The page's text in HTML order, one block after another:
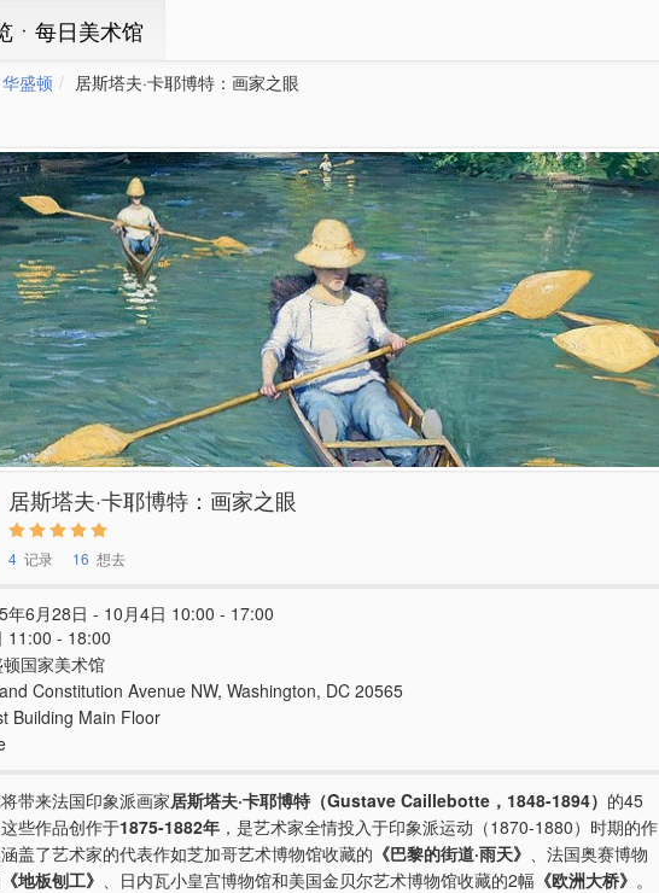
ㆍ每日美术馆
华盛顿 居斯塔夫·卡耶博特：画家之眼
居斯塔夫·卡耶博特：画家之眼
4 记录 16 想去
年6月28日 - 10月4日 10:00 - 17:00
11:00 - 18:00
国家美术馆
Constitution Avenue NW, Washington, DC 20565
Building Main Floor
带来法国印象派画家居斯塔夫·卡耶博特（Gustave Caillebotte，1848-1894） 的45
些作品创作于1875-1882年 ，是艺术家全情投入于印象派运动（1870-1880）时期的作
盖了艺术家的代表作如芝加哥艺术博物馆收藏的 《巴黎的街道·雨天》
、法国奥赛博物
《地板刨工》 、日内瓦小皇宫博物馆和美国金贝尔艺术博物馆收藏的2幅 《欧洲大桥》 。